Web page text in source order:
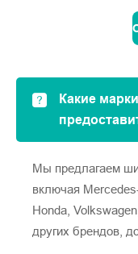
Какие
Мы предлагаем
включая
Honda,
других брендов,